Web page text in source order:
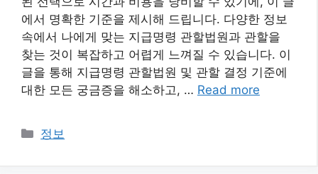
에서 명확한 기준을 제시해 드립니다. 다양한 정보
속에서 나에게 맞는 지급명령 관할법원과 관할을
찾는 것이 복잡하고 어렵게 느껴질 수 있습니다. 이
글을 통해 지급명령 관할법원 및 관할 결정 기준에
대한 모든 궁금증을 해소하고, … Read more
카
정보